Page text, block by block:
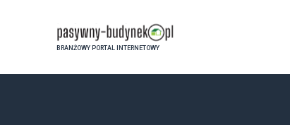
BRANŻOWY PORTAL INTERNETOWY